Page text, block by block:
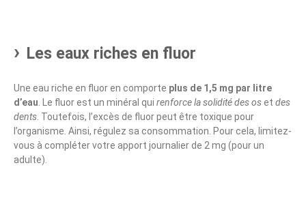
Les eaux riches en fluor
Une eau riche en fluor en comporte plus de 1,5 mg par litre
d’eau . Le fluor est un minéral qui renforce la solidité des oset des
dents . Toutefois, l’excès de fluor peut être toxique pour
l’organisme. Ainsi, régulez sa consommation. Pour cela, limitez-
vous à compléter votre apport journalier de 2 mg (pour un
adulte).